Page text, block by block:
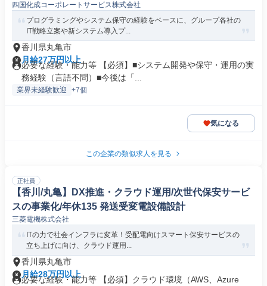
四国化成コーポレートサービス株式会社
プログラミングやシステム保守の経験をベースに、グループ各社の
IT戦略立案や新システム導入プ...
香川県丸亀市
月給27万円以上
必要な経験・能力等 【必須】■システム開発や保守・運用の実
務経験（言語不問）■今後は「...
業界未経験歓迎 +7個
気になる
この企業の類似求人を見る
正社員
【香川/丸亀】DX推進・クラウド運用/次世代保安サービ
スの事業化/年休135 発送受変電設備設計
三菱電機株式会社
ITの力で社会インフラに変革！受配電向けスマート保安サービスの
立ち上げに向け、クラウド運用...
香川県丸亀市
月給28万円以上
必要な経験・能力等 【必須】クラウド環境（AWS、Azure